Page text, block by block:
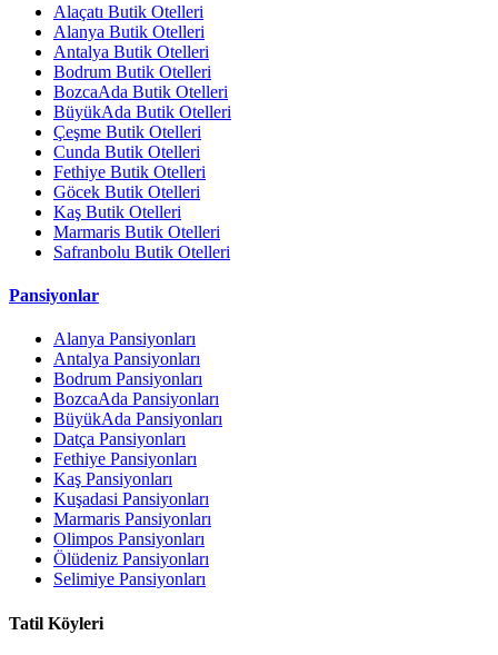
Alaçatı Butik Otelleri
Alanya Butik Otelleri
Antalya Butik Otelleri
Bodrum Butik Otelleri
BozcaAda Butik Otelleri
BüyükAda Butik Otelleri
Çeşme Butik Otelleri
Cunda Butik Otelleri
Fethiye Butik Otelleri
Göcek Butik Otelleri
Kaş Butik Otelleri
Marmaris Butik Otelleri
Safranbolu Butik Otelleri
Pansiyonlar
Alanya Pansiyonları
Antalya Pansiyonları
Bodrum Pansiyonları
BozcaAda Pansiyonları
BüyükAda Pansiyonları
Datça Pansiyonları
Fethiye Pansiyonları
Kaş Pansiyonları
Kuşadasi Pansiyonları
Marmaris Pansiyonları
Olimpos Pansiyonları
Ölüdeniz Pansiyonları
Selimiye Pansiyonları
Tatil Köyleri